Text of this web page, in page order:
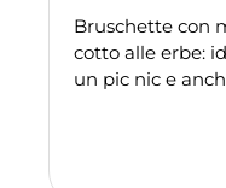
Bruschette con
cotto alle erbe:
un pic nic e